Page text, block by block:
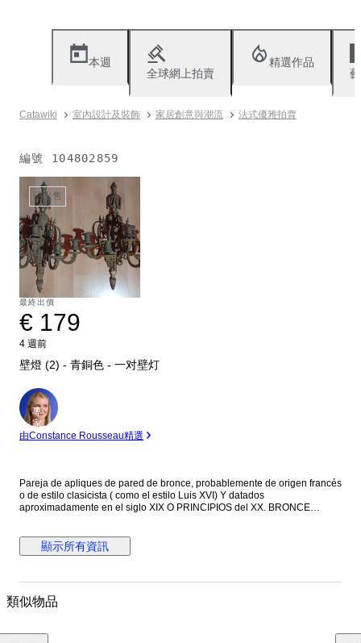
本週
全球網上拍賣
精選作品
Catawiki 室內設計及裝飾 家居創意與潮流 法式優雅拍賣
編號 104802859
已出售
最終出價
€ 179
4 週前
壁燈 (2) - 青銅色 - 一对壁灯
專
家
由Constance Rousseau精選
Pareja de apliques de pared de bronce, probablemente de origen francés
o de estilo clasicista ( como el estilo Luis XVI) Y datados
aproximadamente en el siglo XIX O PRINCIPIOS del XX. BRONCE
decorados con motivos ornamentales que incluye elementos vegetales y
formas arquitectónicas clásicas. Son piezas diseñadas para ser
espejos ,cuadros o puertas en interiores elegantes.
顯示所有資訊
類似物品